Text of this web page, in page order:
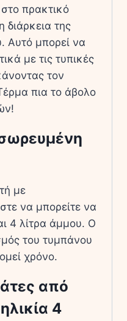
πρακτικό
διάρκεια της
Αυτό μπορεί να
με τις τυπικές
τον
πια το άβολο
με
να μπορείτε να
4 λίτρα άμμου. Ο
του τυμπάνου
χρόνο.
από
4